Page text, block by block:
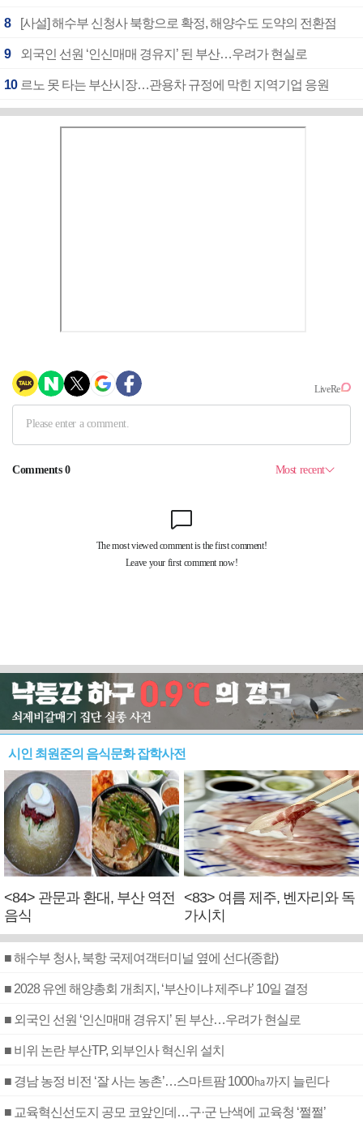
8 [사설] 해수부 신청사 북항으로 확정, 해양수도 도약의 전환점
9 외국인 선원 ‘인신매매 경유지’ 된 부산…우려가 현실로
10 르노 못 타는 부산시장…관용차 규정에 막힌 지역기업 응원
시인 최원준의 음식문화 잡학사전
<84> 관문과 환대, 부산 역전
음식
<83> 여름 제주, 벤자리와 독
가시치
■ 해수부 청사, 북항 국제여객터미널 옆에 선다(종합)
■ 2028 유엔 해양총회 개최지, ‘부산이냐 제주냐’ 10일 결정
■ 외국인 선원 ‘인신매매 경유지’ 된 부산…우려가 현실로
■ 비위 논란 부산TP, 외부인사 혁신위 설치
■ 경남 농정 비전 ‘잘 사는 농촌’…스마트팜 1000㏊까지 늘린다
■ 교육혁신선도지 공모 코앞인데…구·군 난색에 교육청 ‘쩔쩔’